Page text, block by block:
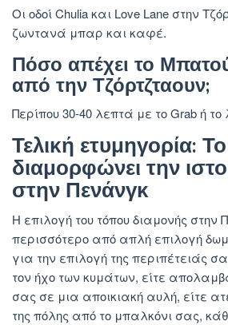
Οι οδοί Chulia και Love Lane στην
ζωντανά μπαρ και καφέ.
Πόσο απέχει το
από την Τζόρτζταουν;
Περίπου 30-40 λεπτά με το Grab ή
Τελική ετυμηγορία:
διαμορφώνει την
στην Πενάνγκ
Η επιλογή του τόπου διαμονής στην
περισσότερο από απλή επιλογή
για την επιλογή της περιπέτειάς
τον ήχο των κυμάτων, είτε
σας σε μια αποικιακή αυλή, είτε
της πόλης από το μπαλκόνι σας,